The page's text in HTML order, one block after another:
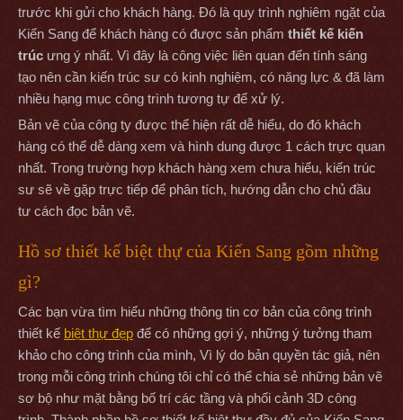
trước khi gửi cho khách hàng. Đó là quy trình nghiêm ngặt của
Kiến Sang để khách hàng có được sản phẩm thiết kế kiến
trúc ưng ý nhất. Vì đây là công việc liên quan đến tính sáng
tạo nên cần kiến trúc sư có kinh nghiệm, có năng lực & đã làm
nhiều hạng mục công trình tương tự để xử lý.
Bản vẽ của công ty được thể hiện rất dễ hiểu, do đó khách
hàng có thể dễ dàng xem và hình dung được 1 cách trực quan
nhất. Trong trường hợp khách hàng xem chưa hiểu, kiến trúc
sư sẽ về gặp trực tiếp để phân tích, hướng dẫn cho chủ đầu
tư cách đọc bản vẽ.
Hồ sơ thiết kế biệt thự của Kiến Sang gồm những
gì?
Các bạn vừa tìm hiểu những thông tin cơ bản của công trình
thiết kế biệt thự đẹp để có những gợi ý, những ý tưởng tham
khảo cho công trình của mình, Vì lý do bản quyền tác giả, nên
trong mỗi công trình chúng tôi chỉ có thể chia sẻ những bản vẽ
sơ bộ như mặt bằng bố trí các tầng và phối cảnh 3D công